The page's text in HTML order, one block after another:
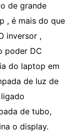
de grande
, é mais do que
inversor ,
poder DC
do laptop em
de luz de
de tubo,
o display.